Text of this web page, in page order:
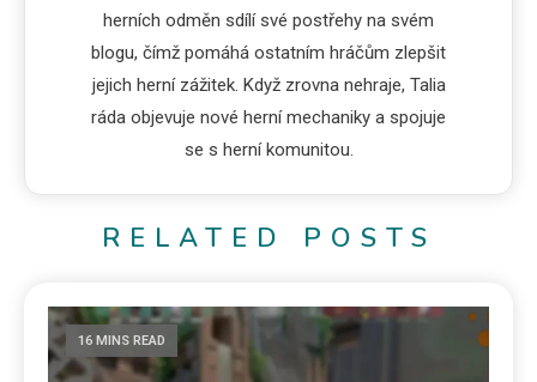
herních odměn sdílí své postřehy na svém
blogu, čímž pomáhá ostatním hráčům zlepšit
jejich herní zážitek. Když zrovna nehraje, Talia
ráda objevuje nové herní mechaniky a spojuje
se s herní komunitou.
RELATED POSTS
16 MINS READ